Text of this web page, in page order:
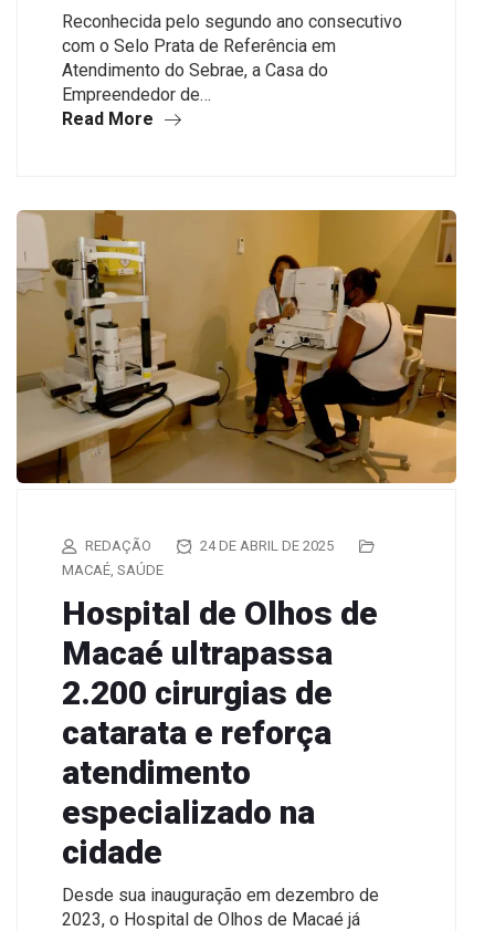
Reconhecida pelo segundo ano consecutivo
com o Selo Prata de Referência em
Atendimento do Sebrae, a Casa do
Empreendedor de…
Read More
REDAÇÃO
24 DE ABRIL DE 2025
MACAÉ, SAÚDE
Hospital de Olhos de
Macaé ultrapassa
2.200 cirurgias de
catarata e reforça
atendimento
especializado na
cidade
Desde sua inauguração em dezembro de
2023, o Hospital de Olhos de Macaé já